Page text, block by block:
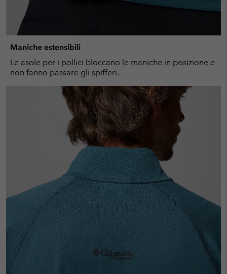
Maniche estensibili
Le asole per i pollici bloccano le maniche in posizione e
non fanno passare gli spifferi.